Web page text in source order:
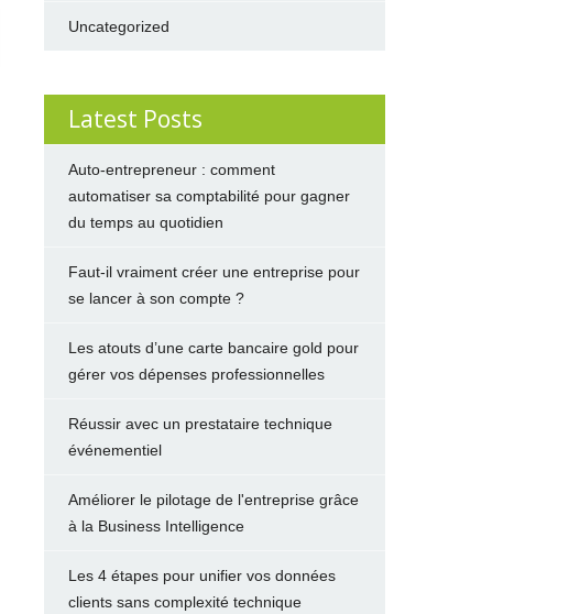
Uncategorized
Latest Posts
Auto-entrepreneur : comment
automatiser sa comptabilité pour gagner
du temps au quotidien
Faut-il vraiment créer une entreprise pour
se lancer à son compte ?
Les atouts d’une carte bancaire gold pour
gérer vos dépenses professionnelles
Réussir avec un prestataire technique
événementiel
Améliorer le pilotage de l'entreprise grâce
à la Business Intelligence
Les 4 étapes pour unifier vos données
clients sans complexité technique